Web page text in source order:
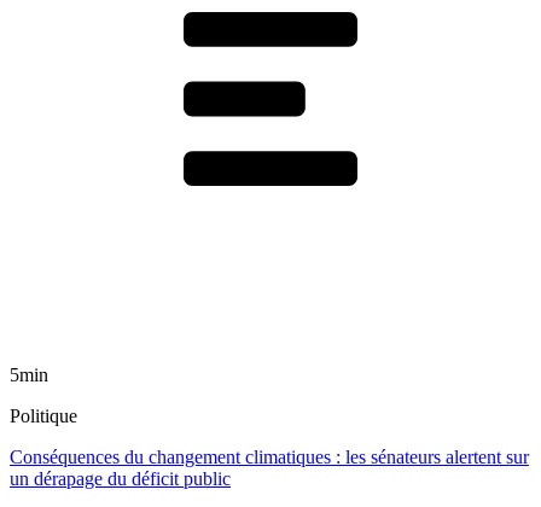
5min
Politique
Conséquences du changement climatiques : les sénateurs alertent sur
un dérapage du déficit public